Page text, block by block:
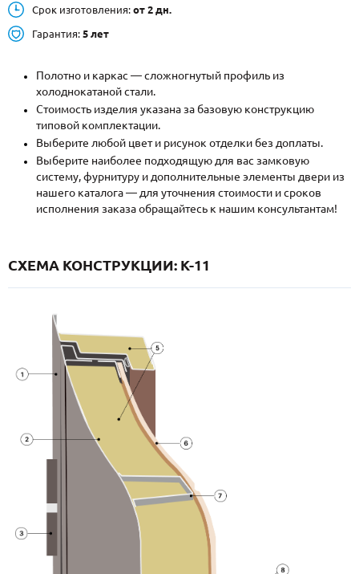
НАЙТИ:
+7 (495) 411-44-41
INFO@META-M.RU
ЗАПРОСИТЬ РАСЧЕТ
Каталог Распродажа Как купить
Записаться на замер
Срок изготовления: от 2 дн.
Гарантия: 5 лет
Полотно и каркас — сложногнутый профиль из
холоднокатаной стали.
Стоимость изделия указана за базовую конструкцию
типовой комплектации.
Выберите любой цвет и рисунок отделки без доплаты.
Выберите наиболее подходящую для вас замковую
систему, фурнитуру и дополнительные элементы двери из
нашего каталога — для уточнения стоимости и сроков
исполнения заказа обращайтесь к нашим консультантам!
СХЕМА КОНСТРУКЦИИ: K-11